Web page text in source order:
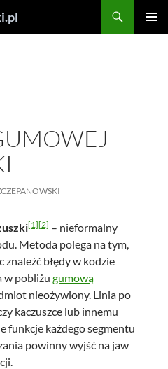
[1][2] – nieformalny
Metoda polega na tym,
błędy w kodzie
w pobliżu gumową
nieożywiony. Linia po
kaczuszce lub innemu
funkcje każdego segmentu
powinny wyjść na jaw